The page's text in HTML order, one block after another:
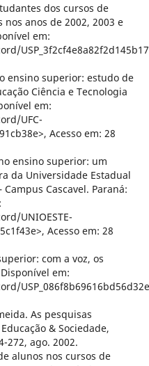
dos cursos de
anos de 2002, 2003 e
em:
ensino superior: estudo de
Ciência e Tecnologia
em:
UFC-
Acesso em: 28
no ensino superior: um
da Universidade Estadual
Cascavel. Paraná:
UNIOESTE-
Acesso em: 28
com a voz, os
em:
As pesquisas
& Sociedade,
272, ago. 2002.
alunos nos cursos de